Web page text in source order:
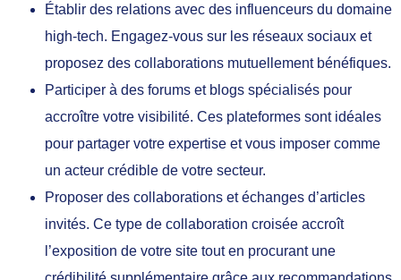
Établir des relations avec des influenceurs du domaine
high-tech. Engagez-vous sur les réseaux sociaux et
proposez des collaborations mutuellement bénéfiques.
Participer à des forums et blogs spécialisés pour
accroître votre visibilité. Ces plateformes sont idéales
pour partager votre expertise et vous imposer comme
un acteur crédible de votre secteur.
Proposer des collaborations et échanges d’articles
invités. Ce type de collaboration croisée accroît
l’exposition de votre site tout en procurant une